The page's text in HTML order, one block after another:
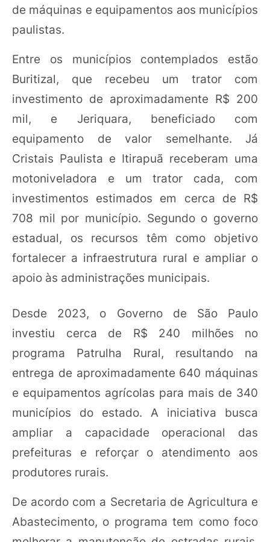
de máquinas e equipamentos aos municípios
paulistas.
Entre os municípios contemplados estão
Buritizal, que recebeu um trator com
investimento de aproximadamente R$ 200
mil, e Jeriquara, beneficiado com
equipamento de valor semelhante. Já
Cristais Paulista e Itirapuã receberam uma
motoniveladora e um trator cada, com
investimentos estimados em cerca de R$
708 mil por município. Segundo o governo
estadual, os recursos têm como objetivo
fortalecer a infraestrutura rural e ampliar o
apoio às administrações municipais.
Desde 2023, o Governo de São Paulo
investiu cerca de R$ 240 milhões no
programa Patrulha Rural, resultando na
entrega de aproximadamente 640 máquinas
e equipamentos agrícolas para mais de 340
municípios do estado. A iniciativa busca
ampliar a capacidade operacional das
prefeituras e reforçar o atendimento aos
produtores rurais.
De acordo com a Secretaria de Agricultura e
Abastecimento, o programa tem como foco